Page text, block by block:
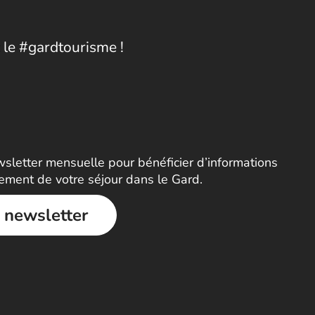
#gardtourisme !
mensuelle pour bénéficier d’informations
de votre séjour dans le Gard.
newsletter